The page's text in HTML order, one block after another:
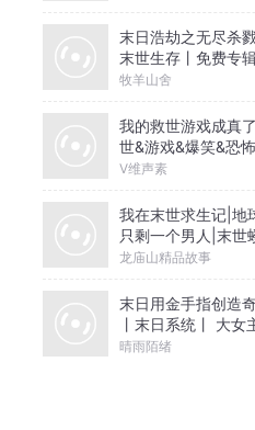
末日浩劫之无尽杀戮
末世生存丨免费专
牧羊山舍
我的救世游戏成真
世&游戏&爆笑&恐
能|多人有声剧
V维声素
我在末世求生记|地
只剩一个男人|末世
龙庙山精品故事
末日用金手指创造
丨末日系统丨 大女
金手指
晴雨陌绪